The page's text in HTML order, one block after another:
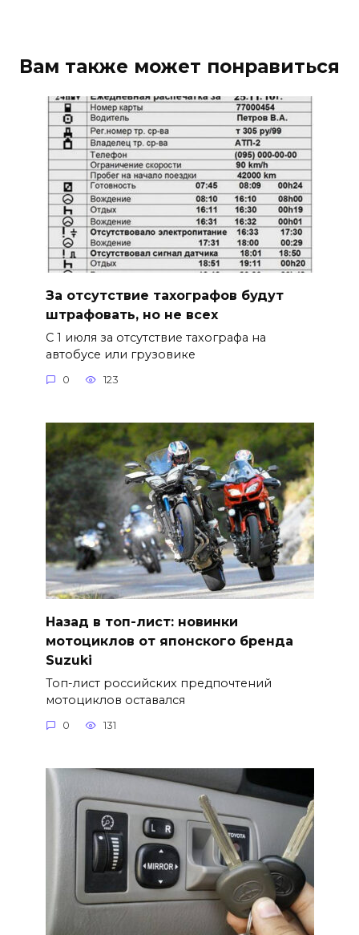
Вам также может понравиться
За отсутствие тахографов будут
штрафовать, но не всех
С 1 июля за отсутствие тахографа на
автобусе или грузовике
0 123
Назад в топ-лист: новинки
мотоциклов от японского бренда
Suzuki
Топ-лист российских предпочтений
мотоциклов оставался
0 131